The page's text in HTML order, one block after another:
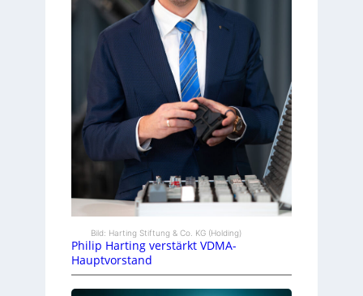
Bild: Harting Stiftung & Co. KG (Holding)
Philip Harting verstärkt VDMA-
Hauptvorstand